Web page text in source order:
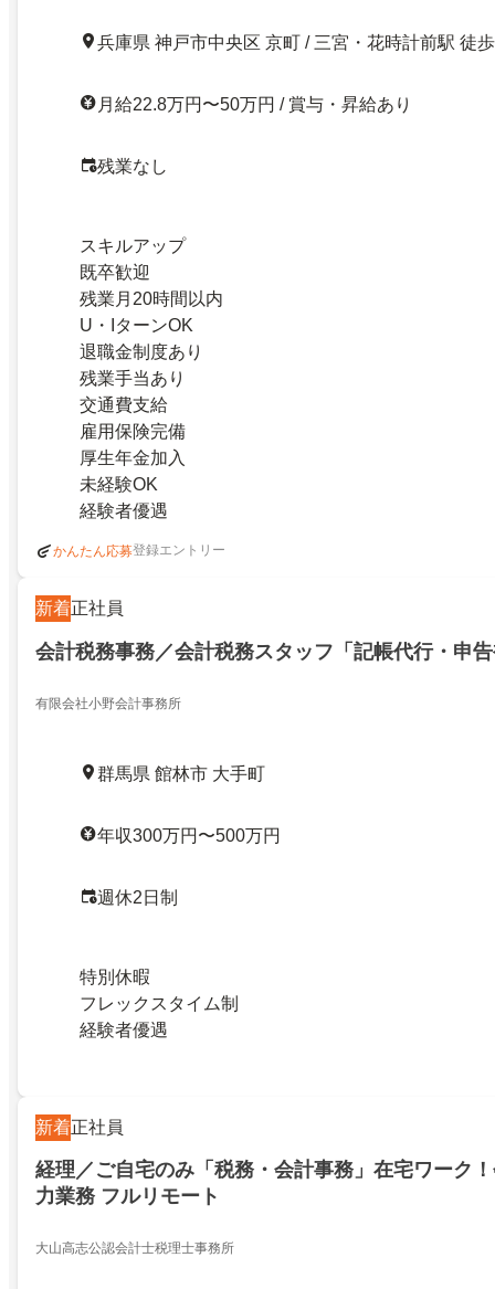
兵庫県 神戸市中央区 京町 / 三宮・花時計前駅 徒
月給22.8万円〜50万円 / 賞与・昇給あり
残業なし
スキルアップ
既卒歓迎
残業月20時間以内
U・IターンOK
退職金制度あり
残業手当あり
交通費支給
雇用保険完備
厚生年金加入
未経験OK
経験者優遇
かんたん応募登録エントリー
新着正社員
会計税務事務／会計税務スタッフ「記帳代行・申
有限会社小野会計事務所
群馬県 館林市 大手町
年収300万円〜500万円
週休2日制
特別休暇
フレックスタイム制
経験者優遇
新着正社員
経理／ご自宅のみ「税務・会計事務」在宅ワーク
力業務 フルリモート
大山高志公認会計士税理士事務所